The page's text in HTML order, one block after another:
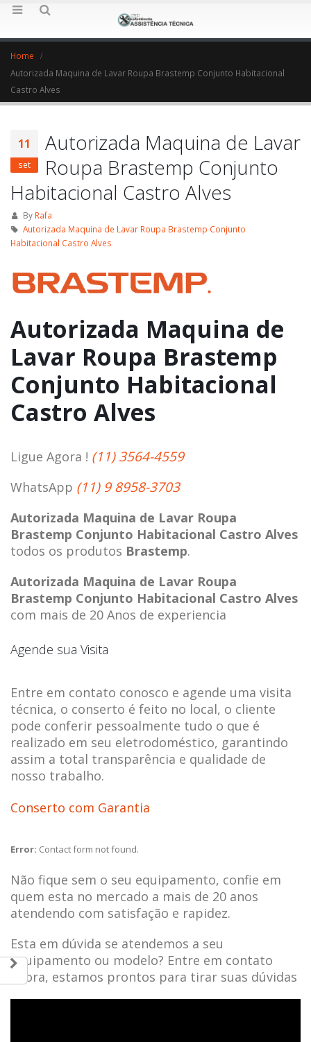
Home
Autorizada Maquina de Lavar Roupa Brastemp Conjunto Habitacional
Castro Alves
11
set
Autorizada Maquina de Lavar
Roupa Brastemp Conjunto
Habitacional Castro Alves
By Rafa
Autorizada Maquina de Lavar Roupa Brastemp Conjunto
Habitacional Castro Alves
Autorizada Maquina de
Lavar Roupa Brastemp
Conjunto Habitacional
Castro Alves
Ligue Agora ! (11) 3564-4559
WhatsApp (11) 9 8958-3703
Autorizada Maquina de Lavar Roupa
Brastemp Conjunto Habitacional Castro Alves
todos os produtos Brastemp.
Autorizada Maquina de Lavar Roupa
Brastemp Conjunto Habitacional Castro Alves
com mais de 20 Anos de experiencia
Agende sua Visita
Entre em contato conosco e agende uma visita
técnica, o conserto é feito no local, o cliente
pode conferir pessoalmente tudo o que é
realizado em seu eletrodoméstico, garantindo
assim a total transparência e qualidade de
nosso trabalho.
Conserto com Garantia
Error: Contact form not found.
Não fique sem o seu equipamento, confie em
quem esta no mercado a mais de 20 anos
atendendo com satisfação e rapidez.
Esta em dúvida se atendemos a seu
equipamento ou modelo? Entre em contato
agora, estamos prontos para tirar suas dúvidas